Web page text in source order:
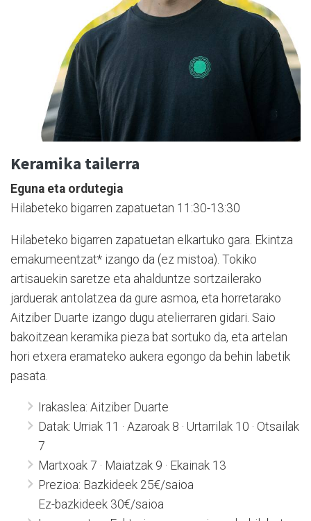
Keramika tailerra
Eguna eta ordutegia
Hilabeteko bigarren zapatuetan 11:30-13:30
Hilabeteko bigarren zapatuetan elkartuko gara. Ekintza
emakumeentzat* izango da (ez mistoa). Tokiko
artisauekin saretze eta ahalduntze sortzailerako
jarduerak antolatzea da gure asmoa, eta horretarako
Aitziber Duarte izango dugu atelierraren gidari. Saio
bakoitzean keramika pieza bat sortuko da, eta artelan
hori etxera eramateko aukera egongo da behin labetik
pasata.
Irakaslea: Aitziber Duarte
Datak: Urriak 11 · Azaroak 8 · Urtarrilak 10 · Otsailak
7
Martxoak 7 · Maiatzak 9 · Ekainak 13
Prezioa: Bazkideek 25€/saioa
Ez-bazkideek 30€/saioa